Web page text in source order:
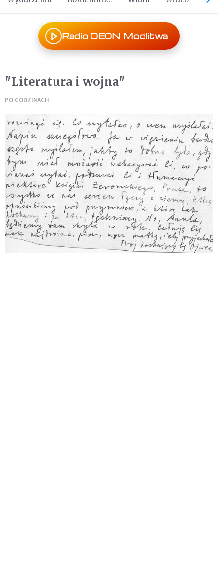
Radio DEON Modlitwa
"Literatura i wojna"
PO GODZINACH